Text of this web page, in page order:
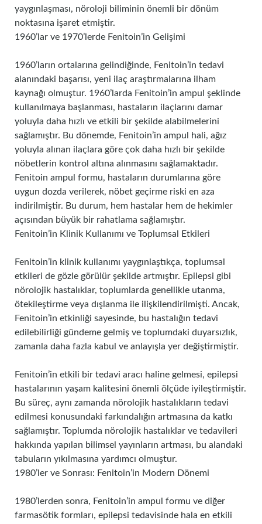
yaygınlaşması, nöroloji biliminin önemli bir dönüm
noktasına işaret etmiştir.
1960’lar ve 1970’lerde Fenitoin’in Gelişimi
1960’ların ortalarına gelindiğinde, Fenitoin’in tedavi
alanındaki başarısı, yeni ilaç araştırmalarına ilham
kaynağı olmuştur. 1960’larda Fenitoin’in ampul şeklinde
kullanılmaya başlanması, hastaların ilaçlarını damar
yoluyla daha hızlı ve etkili bir şekilde alabilmelerini
sağlamıştır. Bu dönemde, Fenitoin’in ampul hali, ağız
yoluyla alınan ilaçlara göre çok daha hızlı bir şekilde
nöbetlerin kontrol altına alınmasını sağlamaktadır.
Fenitoin ampul formu, hastaların durumlarına göre
uygun dozda verilerek, nöbet geçirme riski en aza
indirilmiştir. Bu durum, hem hastalar hem de hekimler
açısından büyük bir rahatlama sağlamıştır.
Fenitoin’in Klinik Kullanımı ve Toplumsal Etkileri
Fenitoin’in klinik kullanımı yaygınlaştıkça, toplumsal
etkileri de gözle görülür şekilde artmıştır. Epilepsi gibi
nörolojik hastalıklar, toplumlarda genellikle utanma,
ötekileştirme veya dışlanma ile ilişkilendirilmişti. Ancak,
Fenitoin’in etkinliği sayesinde, bu hastalığın tedavi
edilebilirliği gündeme gelmiş ve toplumdaki duyarsızlık,
zamanla daha fazla kabul ve anlayışla yer değiştirmiştir.
Fenitoin’in etkili bir tedavi aracı haline gelmesi, epilepsi
hastalarının yaşam kalitesini önemli ölçüde iyileştirmiştir.
Bu süreç, aynı zamanda nörolojik hastalıkların tedavi
edilmesi konusundaki farkındalığın artmasına da katkı
sağlamıştır. Toplumda nörolojik hastalıklar ve tedavileri
hakkında yapılan bilimsel yayınların artması, bu alandaki
tabuların yıkılmasına yardımcı olmuştur.
1980’ler ve Sonrası: Fenitoin’in Modern Dönemi
1980’lerden sonra, Fenitoin’in ampul formu ve diğer
farmasötik formları, epilepsi tedavisinde hala en etkili